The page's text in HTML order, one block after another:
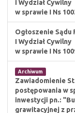
I Wydział Cywilny
w sprawie I Ns
Ogłoszenie Sądu
I Wydział Cywilny
w sprawie I Ns
Archiwum
Zawiadomienie
postępowania w
inwestycji pn.:
grawitacyjnej z